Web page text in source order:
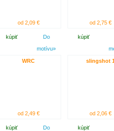
od 2,09 €
kúpiť
Do
motívu»
od 2,75 €
kúpiť
WRC
od 2,49 €
kúpiť
Do
slingshot
od 2,06 €
kúpiť